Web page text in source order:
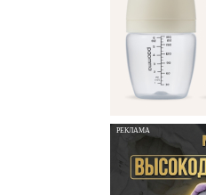
РЕКЛАМА